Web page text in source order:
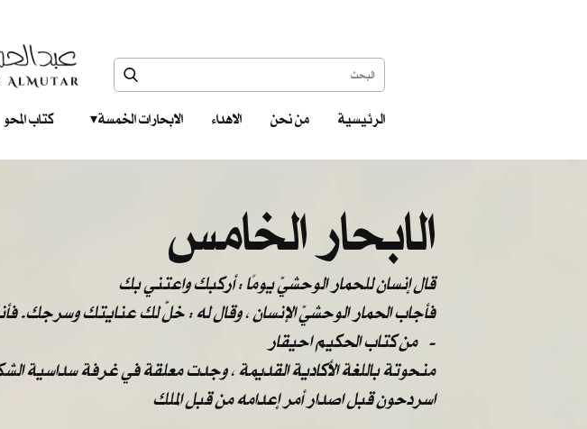
الرئيسية من نحن الاهداء الابحارات الخمسة ‎ ‎ ‎ كتاب المحو
الابحار الخامس
قال إنسان للحمار الوحشيّ يومًا : أركبك واعتني بك
فأجاب الحمار الوحشيّ الإنسان ، وقال له : خلّ لك عنايتك وسرجك.
من كتاب الحكيم احيقار -
منحوتة باللغة الأكادية القديمة ، وجدت معلقة في غرفة سداسية
اسردحون قبل اصدار أمر إعدامه من قبل الملك